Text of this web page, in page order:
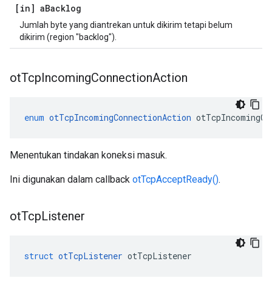
[in] aBacklog
Jumlah byte yang diantrekan untuk dikirim tetapi belum
dikirim (region "backlog").
otTcpIncomingConnectionAction
enum otTcpIncomingConnectionAction
Menentukan tindakan koneksi masuk.
Ini digunakan dalam callback otTcpAcceptReady().
otTcpListener
struct otTcpListener otTcpListener